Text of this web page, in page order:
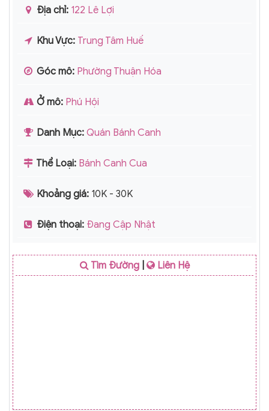
Địa chỉ: 122 Lê Lợi
Khu Vực: Trung Tâm Huế
Góc mô: Phường Thuận Hóa
Ở mô: Phú Hội
Danh Mục: Quán Bánh Canh
Thể Loại: Bánh Canh Cua
Khoảng giá: 10K - 30K
Điện thoại: Đang Cập Nhật
Tìm Đường Liên Hệ